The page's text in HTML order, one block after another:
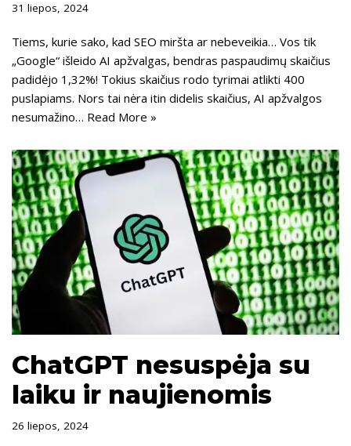
31 liepos, 2024
Tiems, kurie sako, kad SEO miršta ar nebeveikia… Vos tik
„Google“ išleido AI apžvalgas, bendras paspaudimų skaičius
padidėjo 1,32%! Tokius skaičius rodo tyrimai atlikti 400
puslapiams. Nors tai nėra itin didelis skaičius, AI apžvalgos
nesumažino… Read More »
ChatGPT nesuspėja su
laiku ir naujienomis
26 liepos, 2024